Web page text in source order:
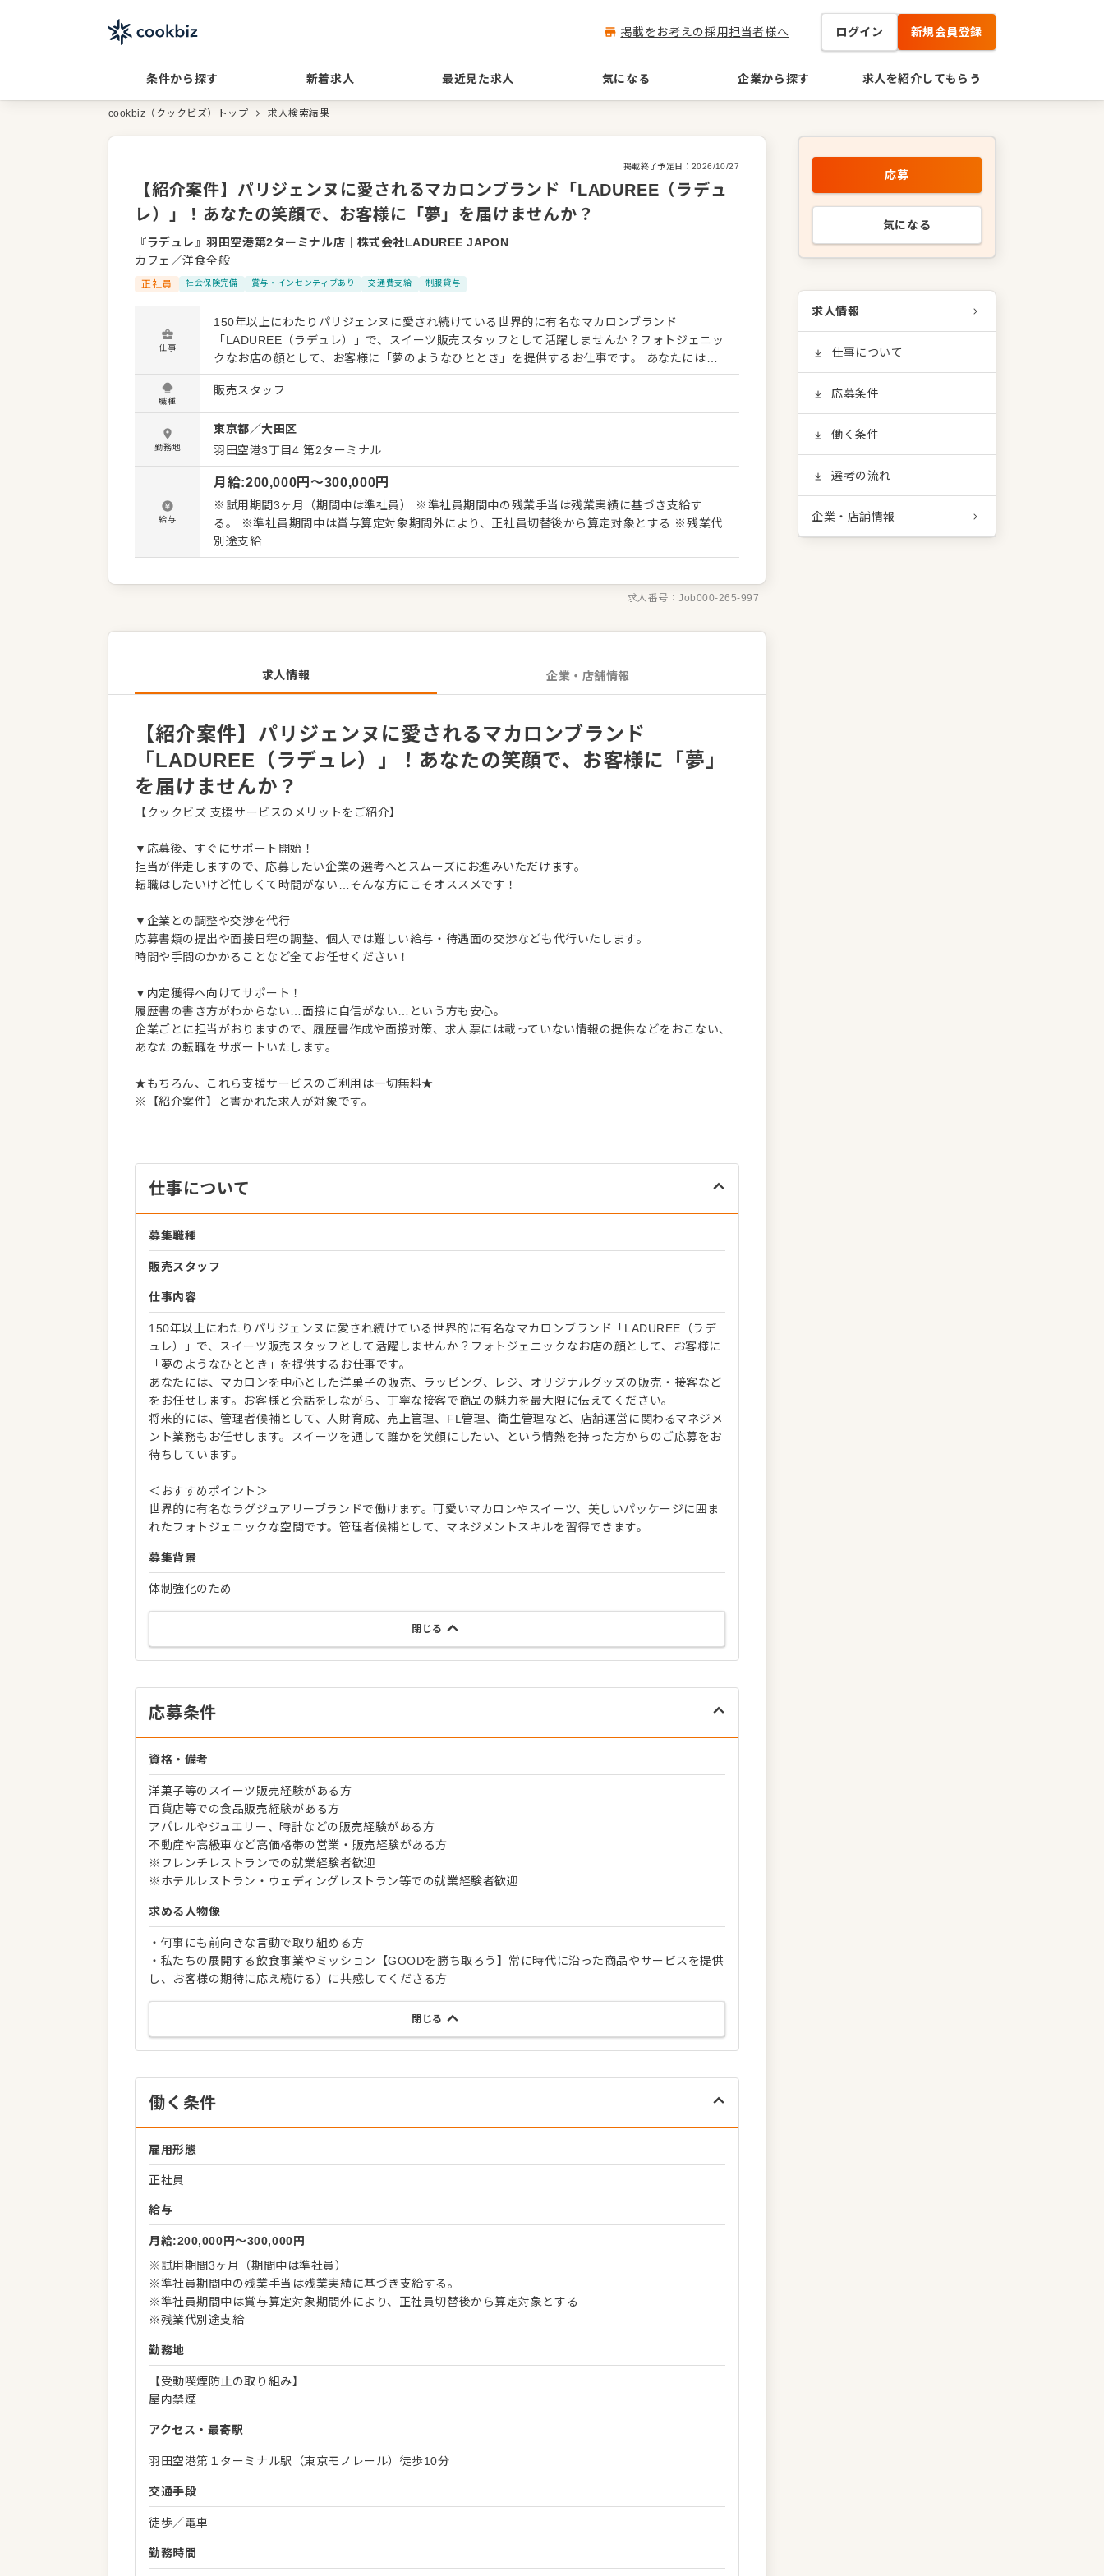
掲載をお考えの採用担当者様へ ログイン 新規会員登録
条件から探す 新着求人 最近見た求人 気になる 企業から探す 求人を紹介してもらう
cookbiz（クックビズ）トップ 求人検索結果
掲載終了予定日： 2026/10/27
【紹介案件】パリジェンヌに愛されるマカロンブランド「LADUREE（ラデュ
レ）」！あなたの笑顔で、お客様に「夢」を届けませんか？
『ラデュレ』羽田空港第2ターミナル店
株式会社LADUREE JAPON
カフェ／洋食全般
正社員 社会保険完備 賞与・インセンティブあり 交通費支給 制服貸与
仕事
150年以上にわたりパリジェンヌに愛され続けている世界的に有名なマカロンブランド
「LADUREE（ラデュレ）」で、スイーツ販売スタッフとして活躍しませんか？フォトジェニッ
クなお店の顔として、お客様に「夢のようなひととき」を提供するお仕事です。 あなたには、
マカロンを中心とした洋菓子の販売、ラッピング、レジ、オリジナルグッズの販売・接客など
をお任せします。お客様と会話をしながら、丁寧な接客で商品の魅力を最大限に伝えてくださ
い。 将来的には、管理者候補として、人財育成、売上管理、FL管理、衛生管理など、店舗運営
に関わるマネジメント業務もお任せします。スイーツを通して誰かを笑顔にしたい、という情
熱を持った方からのご応募をお待ちしています。 ＜おすすめポイント＞ 世界的に有名なラグジ
ュアリーブランドで働けます。可愛いマカロンやスイーツ、美しいパッケージに囲まれたフォ
トジェニックな空間です。管理者候補として、マネジメントスキルを習得できます。
職種
販売スタッフ
勤務地
東京都／大田区
羽田空港3丁目4 第2ターミナル
給与
月給:200,000円〜300,000円
※試用期間3ヶ月（期間中は準社員） ※準社員期間中の残業手当は残業実績に基づき支給す
る。 ※準社員期間中は賞与算定対象期間外により、正社員切替後から算定対象とする ※残業代
別途支給
求人番号：Job000-265-997
求人情報 企業・店舗情報
【紹介案件】パリジェンヌに愛されるマカロンブランド
「LADUREE（ラデュレ）」！あなたの笑顔で、お客様に「夢」
を届けませんか？
【クックビズ 支援サービスのメリットをご紹介】
▼応募後、すぐにサポート開始！
担当が伴走しますので、応募したい企業の選考へとスムーズにお進みいただけます。
転職はしたいけど忙しくて時間がない…そんな方にこそオススメです！
▼企業との調整や交渉を代行
応募書類の提出や面接日程の調整、個人では難しい給与・待遇面の交渉なども代行いたします。
時間や手間のかかることなど全てお任せください！
▼内定獲得へ向けてサポート！
履歴書の書き方がわからない…面接に自信がない…という方も安心。
企業ごとに担当がおりますので、履歴書作成や面接対策、求人票には載っていない情報の提供などをおこない、
あなたの転職をサポートいたします。
★もちろん、これら支援サービスのご利用は一切無料★
※【紹介案件】と書かれた求人が対象です。
仕事について
募集職種
販売スタッフ
仕事内容
150年以上にわたりパリジェンヌに愛され続けている世界的に有名なマカロンブランド「LADUREE（ラデ
ュレ）」で、スイーツ販売スタッフとして活躍しませんか？フォトジェニックなお店の顔として、お客様に
「夢のようなひととき」を提供するお仕事です。
あなたには、マカロンを中心とした洋菓子の販売、ラッピング、レジ、オリジナルグッズの販売・接客など
をお任せします。お客様と会話をしながら、丁寧な接客で商品の魅力を最大限に伝えてください。
将来的には、管理者候補として、人財育成、売上管理、FL管理、衛生管理など、店舗運営に関わるマネジメ
ント業務もお任せします。スイーツを通して誰かを笑顔にしたい、という情熱を持った方からのご応募をお
待ちしています。
＜おすすめポイント＞
世界的に有名なラグジュアリーブランドで働けます。可愛いマカロンやスイーツ、美しいパッケージに囲ま
れたフォトジェニックな空間です。管理者候補として、マネジメントスキルを習得できます。
募集背景
体制強化のため
閉じる
応募条件
資格・備考
洋菓子等のスイーツ販売経験がある方
百貨店等での食品販売経験がある方
アパレルやジュエリー、時計などの販売経験がある方
不動産や高級車など高価格帯の営業・販売経験がある方
※フレンチレストランでの就業経験者歓迎
※ホテルレストラン・ウェディングレストラン等での就業経験者歓迎
求める人物像
・何事にも前向きな言動で取り組める方
・私たちの展開する飲食事業やミッション【GOODを勝ち取ろう】常に時代に沿った商品やサービスを提供
し、お客様の期待に応え続ける）に共感してくださる方
閉じる
働く条件
雇用形態
正社員
給与
月給:200,000円〜300,000円
※試用期間3ヶ月（期間中は準社員）
※準社員期間中の残業手当は残業実績に基づき支給する。
※準社員期間中は賞与算定対象期間外により、正社員切替後から算定対象とする
※残業代別途支給
勤務地
【受動喫煙防止の取り組み】
屋内禁煙
アクセス・最寄駅
羽田空港第１ターミナル駅（東京モノレール）徒歩10分
交通手段
徒歩／電車
勤務時間
応募
気になる
求人情報
仕事について
応募条件
働く条件
選考の流れ
企業・店舗情報